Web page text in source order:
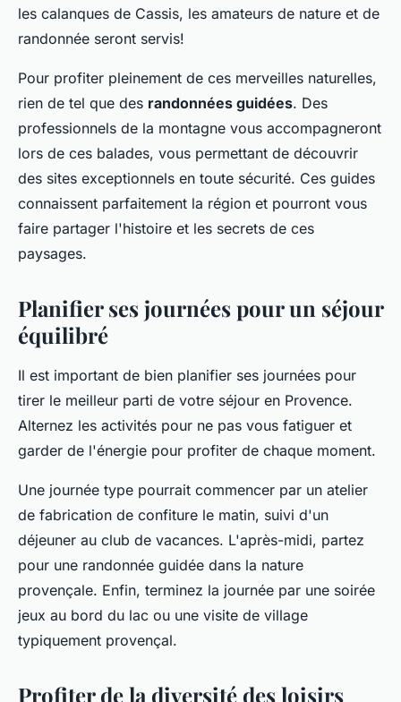
les calanques de Cassis, les amateurs de nature et de
randonnée seront servis!
Pour profiter pleinement de ces merveilles naturelles,
rien de tel que des randonnées guidées. Des
professionnels de la montagne vous accompagneront
lors de ces balades, vous permettant de découvrir
des sites exceptionnels en toute sécurité. Ces guides
connaissent parfaitement la région et pourront vous
faire partager l'histoire et les secrets de ces
paysages.
Planifier ses journées pour un séjour
équilibré
Il est important de bien planifier ses journées pour
tirer le meilleur parti de votre séjour en Provence.
Alternez les activités pour ne pas vous fatiguer et
garder de l'énergie pour profiter de chaque moment.
Une journée type pourrait commencer par un atelier
de fabrication de confiture le matin, suivi d'un
déjeuner au club de vacances. L'après-midi, partez
pour une randonnée guidée dans la nature
provençale. Enfin, terminez la journée par une soirée
jeux au bord du lac ou une visite de village
typiquement provençal.
Profiter de la diversité des loisirs